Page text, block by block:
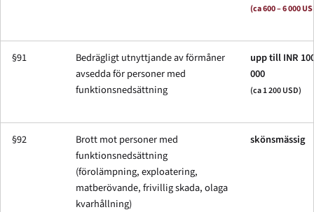
(ca 600 – 6 000
§91
Bedrägligt utnyttjande av förmåner
avsedda för personer med
funktionsnedsättning
upp till INR
000
(ca 1 200 USD)
§92
Brott mot personer med
funktionsnedsättning
(förolämpning, exploatering,
matberövande, frivillig skada, olaga
kvarhållning)
skönsmässig